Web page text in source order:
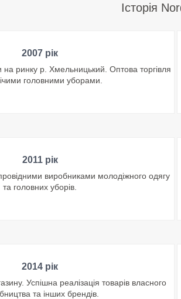
Історія
2007 рік
на ринку р. Хмельницький. Оптова торгівля
головними уборами.
2011 рік
виробниками молодіжного одягу
та головних уборів.
2014 рік
Успішна реалізація товарів власного
та інших брендів.